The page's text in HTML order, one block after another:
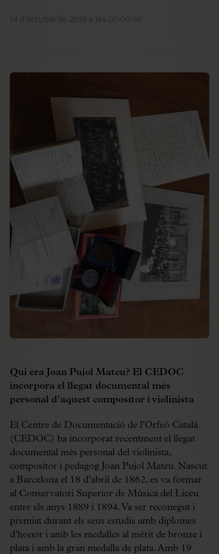
14 d'octubre de 2019 a les 00:00:00
Qui era Joan Pujol Mateu? El CEDOC
incorpora el llegat documental més
personal d’aquest compositor i violinista
El Centre de Documentació de l’Orfeó Català
(CEDOC) ha incorporat recentment el llegat
documental més personal del violinista,
compositor i pedagog Joan Pujol Mateu. Nascut
a Barcelona el 18 d’abril de 1862, es va formar
al Conservatori Superior de Música del Liceu
entre els anys 1889 i 1894. Va ser reconegut i
premiat durant els seus estudis amb diplomes
d’honor i amb les medalles al mèrit de bronze i
plata i amb la gran medalla de plata. Amb 19